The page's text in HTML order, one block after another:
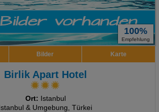
100%
Empfehlung
Bilder Karte
Birlik Apart Hotel
Ort: Istanbul
Istanbul & Umgebung, Türkei